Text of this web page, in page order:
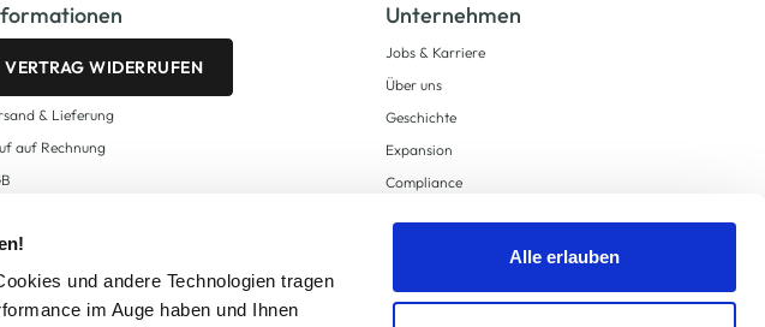
und andere Technologien tragen
im Auge haben und Ihnen
Alle erlauben
VERTRAG WIDERRUFEN
& Lieferung
auf Rechnung
CARD Teilnahmebedingungen
Unternehmen
Jobs & Karriere
Über uns
Geschichte
Expansion
Compliance
Supply Chain Due Diligence